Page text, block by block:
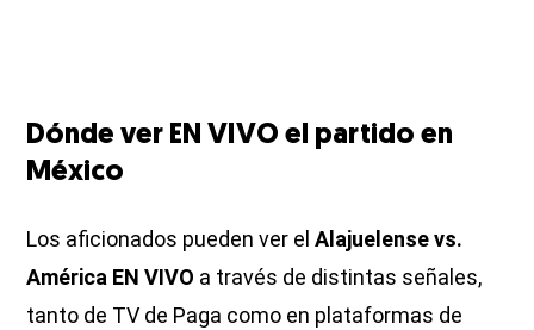
Dónde ver EN VIVO el partido en
México
Los aficionados pueden ver elAlajuelense vs.
América EN VIVO a través de distintas señales,
tanto de TV de Paga como en plataformas de